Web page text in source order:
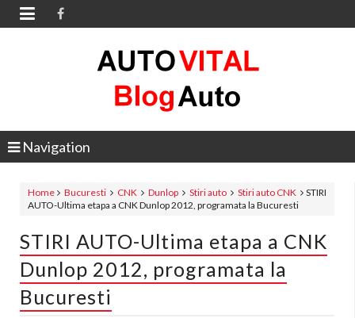

Navigation
Home Bucuresti CNK Dunlop Stiri auto Stiri auto CNK
STIRI
AUTO-Ultima etapa a CNK Dunlop 2012, programata la Bucuresti
STIRI AUTO-Ultima etapa a CNK
Dunlop 2012, programata la
Bucuresti